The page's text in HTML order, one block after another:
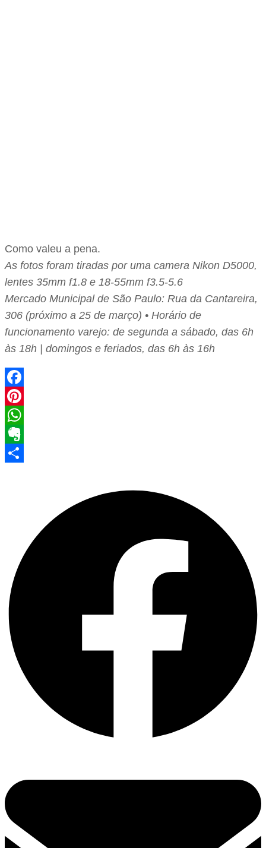
Como valeu a pena.
As fotos foram tiradas por uma camera Nikon D5000,
lentes 35mm f1.8 e 18-55mm f3.5-5.6
Mercado Municipal de São Paulo: Rua da Cantareira,
306 (próximo a 25 de março) • Horário de
funcionamento varejo: de segunda a sábado, das 6h
às 18h | domingos e feriados, das 6h às 16h
Facebook
Pinterest
WhatsApp
Evernote